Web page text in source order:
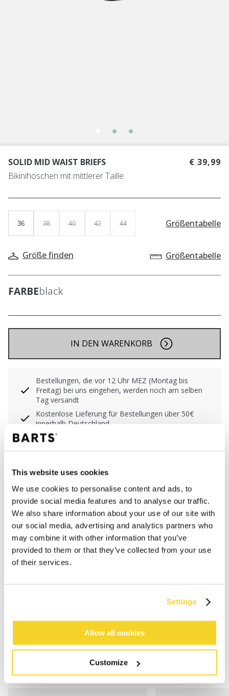
This website uses cookies
We use cookies to personalise content and ads, to
provide social media features and to analyse our traffic.
We also share information about your use of our site with
our social media, advertising and analytics partners who
may combine it with other information that you’ve
provided to them or that they’ve collected from your use
of their services.
Settings
Allow all cookies
Customize
SOLID MID WAIST BRIEFS
Bikinihöschen mit mittlerer Taille
€ 39,99
36 38 40 42 44 Größentabelle
Größe finden Größentabelle
FARBEblack
IN DEN WARENKORB
Bestellungen, die vor 12 Uhr MEZ (Montag bis
Freitag) bei uns eingehen, werden noch am selben
Tag versandt
Kostenlose Lieferung für Bestellungen über 50€
innerhalb Deutschland
30 Tage Rückgaberecht
Bikinihose mit mittlerer Höhe in der Taille
71% recyceltes Polyamid/Nylon
Regulär geschnittenes Bein
Vollständige Abdeckung des Gesäßes
Ausgefallenes Detail mit Raffungen in den
Seitennähten
MIX & MATCH